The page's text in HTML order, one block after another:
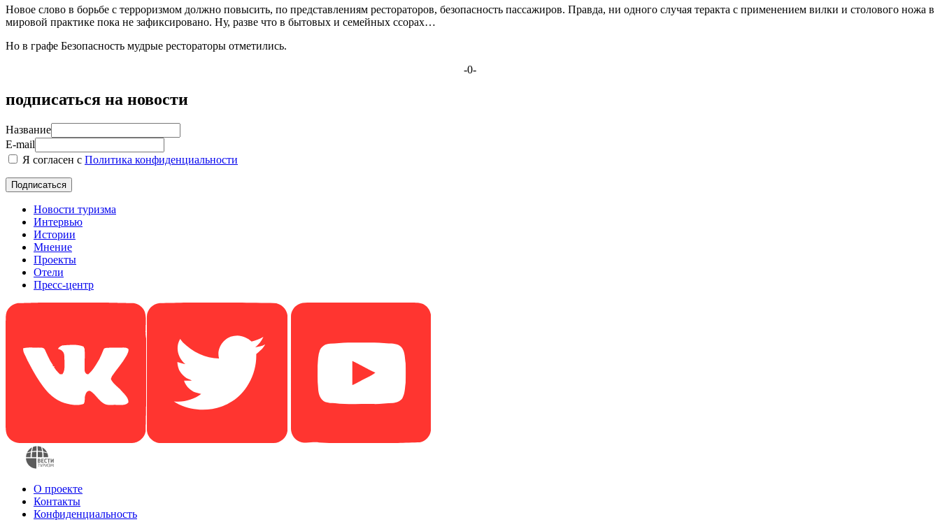
Новое слово в борьбе с терроризмом должно повысить, по представлениям рестораторов, безопасность пассажиров. Правда, ни одного случая теракта с применением вилки и столового ножа в
мировой практике пока не зафиксировано. Ну, разве что в бытовых и семейных ссорах…
Но в графе Безопасность мудрые рестораторы отметились.
-0-
подписаться на новости
Название
E-mail
Я согласен с Политика конфиденциальности
Новости туризма
Интервью
Истории
Мнение
Проекты
Отели
Пресс-центр
О проекте
Контакты
Конфиденциальность